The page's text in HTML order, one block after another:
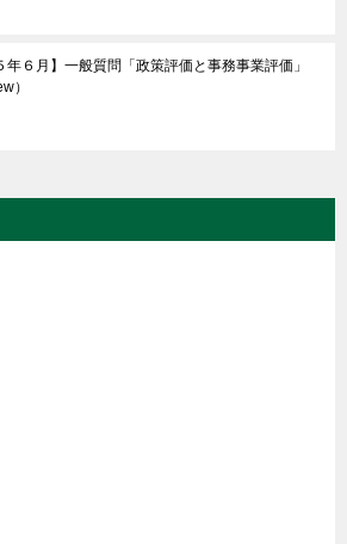
年６月】一般質問「政策評価と事務事業評価」
）